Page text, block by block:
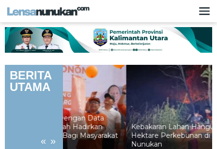
konten
BERITA
UTAMA
« »
Kebakaran Lahan Hanguskan Lebih 5
Hektare Perkebunan di Binusan
Nunukan